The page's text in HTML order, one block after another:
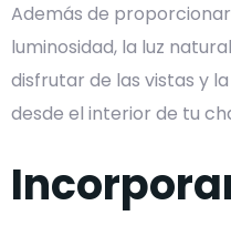
Además de
luminosidad, la luz
disfrutar de las vistas y
desde el interior de tu